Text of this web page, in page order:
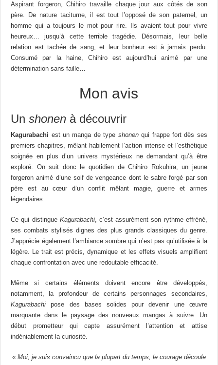
Aspirant forgeron, Chihiro travaille chaque jour aux côtés de son
père. De nature taciturne, il est tout l’opposé de son paternel, un
homme qui a toujours le mot pour rire. Ils avaient tout pour vivre
heureux… jusqu’à cette terrible tragédie. Désormais, leur belle
relation est tachée de sang, et leur bonheur est à jamais perdu.
Consumé par la haine, Chihiro est aujourd’hui animé par une
détermination sans faille…
Mon avis
Unshonen à découvrir
Kagurabachi est un manga de type shonenqui frappe fort dès ses
premiers chapitres, mêlant habilement l’action intense et l’esthétique
soignée en plus d’un univers mystérieux ne demandant qu’à être
exploré. On suit donc le quotidien de Chihiro Rokuhira, un jeune
forgeron animé d’une soif de vengeance dont le sabre forgé par son
père est au cœur d’un conflit mêlant magie, guerre et armes
légendaires.
Ce qui distingue Kagurabachi, c’est assurément son rythme effréné,
ses combats stylisés dignes des plus grands classiques du genre.
J’apprécie également l’ambiance sombre qui n’est pas qu’utilisée à la
légère. Le trait est précis, dynamique et les effets visuels amplifient
chaque confrontation avec une redoutable efficacité.
Même si certains éléments doivent encore être développés,
notamment, la profondeur de certains personnages secondaires,
Kagurabachi pose des bases solides pour devenir une œuvre
marquante dans le paysage des nouveaux mangas à suivre. Un
début prometteur qui capte assurément l’attention et attise
indéniablement la curiosité.
« Moi, je suis convaincu que la plupart du temps, le courage découle